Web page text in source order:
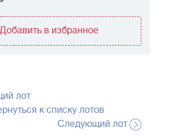
Добавить в избранное
лот
к списку лотов
Следующий лот